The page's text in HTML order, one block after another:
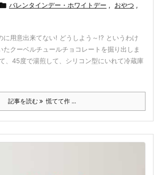
バレンタインデー・ホワイトデー , おやつ ,
に用意出来てない! どうしよう～!? というわけ
たクーベルチュールチョコレートを掘り出しま
、45度で湯煎して、シリコン型にいれて冷蔵庫
記事を読む 慌てて作 ...